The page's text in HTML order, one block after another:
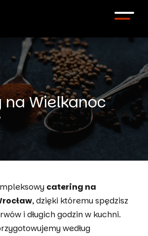
na Wielkanoc
catering na
, dzięki któremu spędzisz
i długich godzin w kuchni.
według